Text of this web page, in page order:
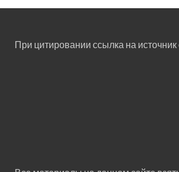
При цитировании ссылка на источник